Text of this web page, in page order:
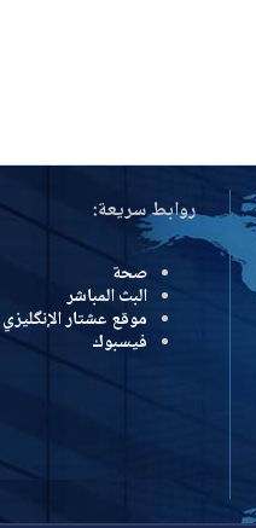
روابط سريعة:
صحة
البث المباشر
موقع عشتار الإنگليزي
فيسبوك